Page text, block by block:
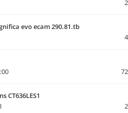
evo ecam 290.81.tb
CT636LES1